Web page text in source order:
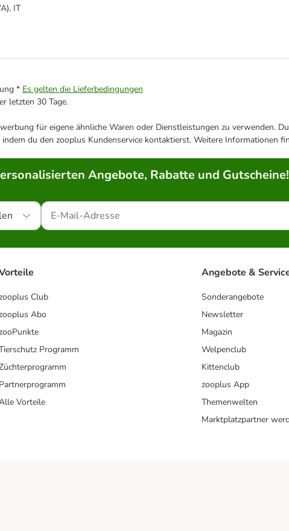
IT
* Es gelten die Lieferbedingungen
letzten 30 Tage.
für eigene ähnliche Waren oder Dienstleistungen zu verwenden.
du den zooplus Kundenservice kontaktierst. Weitere Informationen
Angebote, Rabatte und Gutscheine!
Club
Abo
Programm
Partnerprogramm
Vorteile
Angebote &
Sonderangebote
Newsletter
Magazin
Welpenclub
Kittenclub
zooplus App
Themenwelten
Marktplatzpartner